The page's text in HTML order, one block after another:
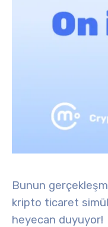
Bunun
kripto ticaret
heyecan duyuyor!